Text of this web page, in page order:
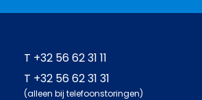
T +32 56 62 31 11
T +32 56 62 31 31
(alleen bij telefoonstoringen)